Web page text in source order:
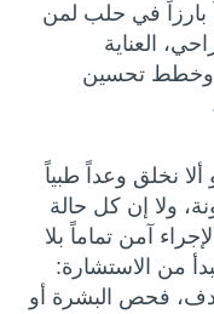
بارزاً في حلب لمن
العناية
وخطط تحسين
نخلق وعداً طبياً
ولا إن كل حالة
آمن تماماً بلا
من الاستشارة:
فحص البشرة أو